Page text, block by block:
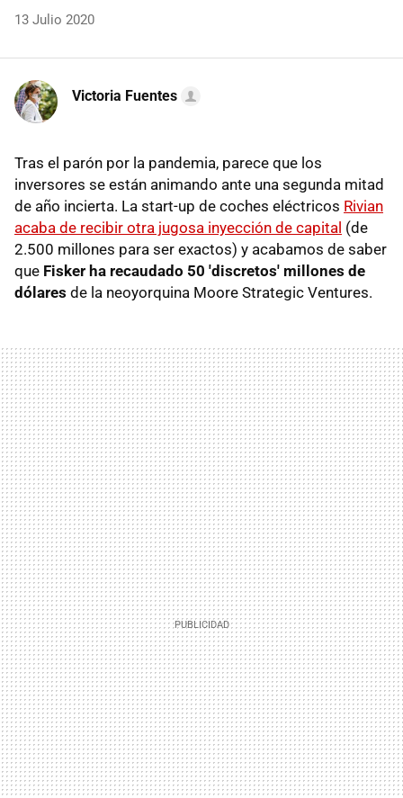
13 Julio 2020
Victoria Fuentes
Tras el parón por la pandemia, parece que los
inversores se están animando ante una segunda mitad
de año incierta. La start-up de coches eléctricos Rivian
acaba de recibir otra jugosa inyección de capital (de
2.500 millones para ser exactos) y acabamos de saber
que Fisker ha recaudado 50 'discretos' millones de
dólares de la neoyorquina Moore Strategic Ventures.